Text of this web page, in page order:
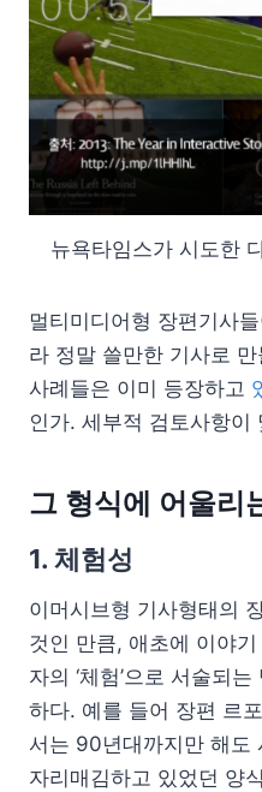
뉴욕타임스가 시도한
멀티미디어형 장편기사들
라 정말 쓸만한 기사로
사례들은 이미 등장하고
인가. 세부적 검토사항이
그 형식에 어울리
1. 체험성
이머시브형 기사형태의
것인 만큼, 애초에 이야
자의 ‘체험’으로 서술되
하다. 예를 들어 장편 르
서는 90년대까지만 해도
자리매김하고 있었던 양